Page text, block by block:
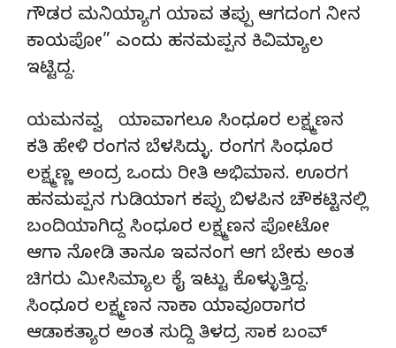
ಗೌಡರ ಮನಿಯ್ಯಾಗ ಯಾವ ತಪ್ಪು ಆಗದಂಗ ನೀನ
ಕಾಯಪೋ” ಎಂದು ಹನಮಪ್ಪನ ಕಿವಿಮ್ಯಾಲ
ಇಟ್ಟಿದ್ದ.
ಯಮನವ್ವ ಯಾವಾಗಲೂ ಸಿಂಧೂರ ಲಕ್ಷ್ಮಣನ
ಕತಿ ಹೇಳಿ ರಂಗನ ಬೆಳಸಿದ್ಳು. ರಂಗಗ ಸಿಂಧೂರ
ಲಕ್ಷ್ಮಣ್ಣ ಅಂದ್ರ ಒಂದು ರೀತಿ ಅಭಿಮಾನ. ಊರಗ
ಹನಮಪ್ಪನ ಗುಡಿಯಾಗ ಕಪ್ಪು ಬಿಳಪಿನ ಚೌಕಟ್ಟಿನಲ್ಲಿ
ಬಂದಿಯಾಗಿದ್ದ ಸಿಂಧೂರ ಲಕ್ಷ್ಮಣನ ಪೋಟೋ
ಆಗಾ ನೋಡಿ ತಾನೂ ಇವನಂಗ ಆಗ ಬೇಕು ಅಂತ
ಚಿಗರು ಮೀಸಿಮ್ಯಾಲ ಕೈ ಇಟ್ಟು ಕೊಳ್ಳುತ್ತಿದ್ದ.
ಸಿಂಧೂರ ಲಕ್ಷ್ಮಣನ ನಾಕಾ ಯಾವೂರಾಗರ
ಆಡಾಕತ್ಯಾರ ಅಂತ ಸುದ್ದಿ ತಿಳದ್ರ ಸಾಕ ಬಂವ್